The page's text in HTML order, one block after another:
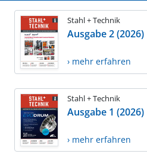
Stahl + Technik
Ausgabe 2 (2026)
› mehr erfahren
Stahl + Technik
Ausgabe 1 (2026)
› mehr erfahren